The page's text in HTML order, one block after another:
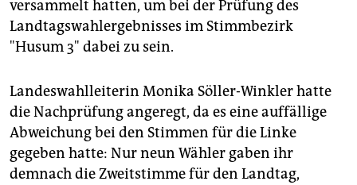
epaper login
versammelt hatten, um bei der Prüfung des
Landtagswahlergebnisses im Stimmbezirk
"Husum 3" dabei zu sein.
Landeswahlleiterin Monika Söller-Winkler hatte
die Nachprüfung angeregt, da es eine auffällige
Abweichung bei den Stimmen für die Linke
gegeben hatte: Nur neun Wähler gaben ihr
demnach die Zweitstimme für den Landtag,